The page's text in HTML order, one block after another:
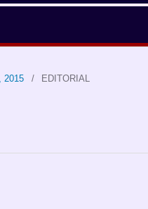
2015 / EDITORIAL